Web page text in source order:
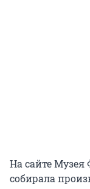
На сайте Музея
собирала